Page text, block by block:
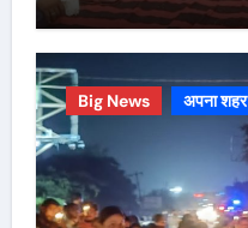
Big News अपना शहर